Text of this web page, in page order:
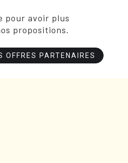
pour avoir plus
propositions.
OFFRES PARTENAIRES